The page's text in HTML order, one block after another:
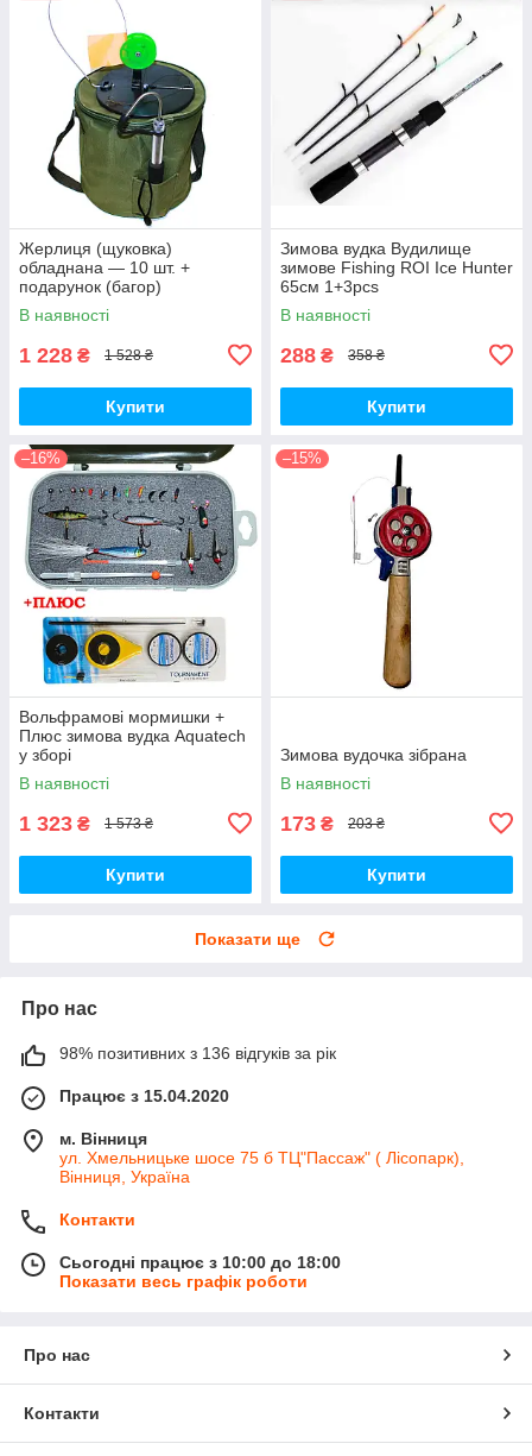
Жерлиця (щуковка)
обладнана — 10 шт. +
подарунок (багор)
В наявності
1 228 ₴ 1 528 ₴
Купити
Зимова вудка Вудилище
зимове Fishing ROI Ice Hunter
65см 1+3pcs
В наявності
288 ₴ 358 ₴
Купити
–16%
Вольфрамові мормишки +
Плюс зимова вудка Aquatech
у зборі
В наявності
1 323 ₴ 1 573 ₴
Купити
–15%
Зимова вудочка зібрана
В наявності
173 ₴ 203 ₴
Купити
Показати ще
Про нас
98% позитивних з 136 відгуків за рік
Працює з 15.04.2020
м. Вінниця
ул. Хмельницьке шосе 75 б ТЦ"Пассаж" ( Лісопарк),
Вінниця, Україна
Контакти
Сьогодні працює з 10:00 до 18:00
Показати весь графік роботи
Про нас
Контакти